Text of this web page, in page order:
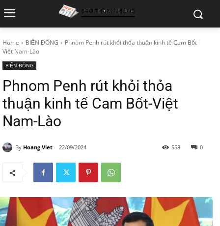
Home BIỂN ĐÔNG
Phnom Penh rút khỏi thỏa thuận kinh tế Cam Bốt-
Việt Nam-Lào
BIỂN ĐÔNG
Phnom Penh rút khỏi thỏa
thuận kinh tế Cam Bốt-Việt
Nam-Lào
By Hoang Viet 22/09/2024 0
558